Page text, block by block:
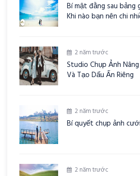
Bí mật đằng sau bảng
Khi nào bạn nên chi
2 năm trước
Studio Chụp Ảnh
Và Tạo Dấu Ấn Riêng
2 năm trước
Bí quyết chụp ảnh
2 năm trước